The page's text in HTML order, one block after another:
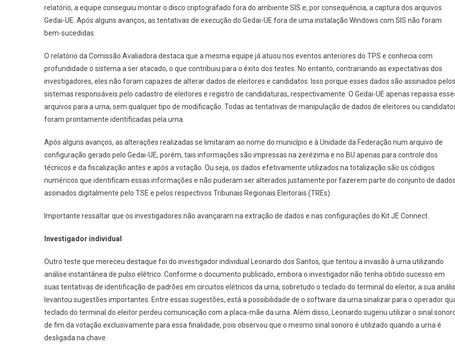
relatório, a equipe conseguiu montar o disco criptografado fora do ambiente SIS e, por consequência, a captura dos arquivos
Gedai-UE. Após alguns avanços, as tentativas de execução do Gedai-UE fora de uma instalação Windows com SIS não foram
bem-sucedidas.
O relatório da Comissão Avaliadora destaca que a mesma equipe já atuou nos eventos anteriores do TPS e conhecia com
profundidade o sistema a ser atacado, o que contribuiu para o êxito dos testes. No entanto, contrariando as expectativas dos
investigadores, eles não foram capazes de alterar dados de eleitores e candidatos. Isso porque esses dados são assinados pelos
sistemas responsáveis pelo cadastro de eleitores e registro de candidaturas, respectivamente. O Gedai-UE apenas repassa
arquivos para a urna, sem qualquer tipo de modificação. Todas as tentativas de manipulação de dados de eleitores ou
foram prontamente identificadas pela urna.
Após alguns avanços, as alterações realizadas se limitaram ao nome do município e à Unidade da Federação num arquivo de
configuração gerado pelo Gedai-UE, porém, tais informações são impressas na zerézima e no BU apenas para controle dos
técnicos e da fiscalização antes e após a votação. Ou seja, os dados efetivamente utilizados na totalização são os códigos
numéricos que identificam essas informações e não puderam ser alterados justamente por fazerem parte do conjunto de
assinados digitalmente pelo TSE e pelos respectivos Tribunais Regionais Eleitorais (TREs).
Importante ressaltar que os investigadores não avançaram na extração de dados e nas configurações do Kit JE Connect.
Investigador individual
Outro teste que mereceu destaque foi do investigador individual Leonardo dos Santos, que tentou a invasão à urna utilizando
análise instantânea de pulso elétrico. Conforme o documento publicado, embora o investigador não tenha obtido sucesso em
suas tentativas de identificação de padrões em circuitos elétricos da urna, sobretudo o teclado do terminal do eleitor, a sua
levantou sugestões importantes. Entre essas sugestões, está a possibilidade de o software da urna sinalizar para o operador
teclado do terminal do eleitor perdeu comunicação com a placa-mãe da urna. Além disso, Leonardo sugeriu utilizar o sinal
de fim da votação exclusivamente para essa finalidade, pois observou que o mesmo sinal sonoro é utilizado quando a urna é
desligada na chave.